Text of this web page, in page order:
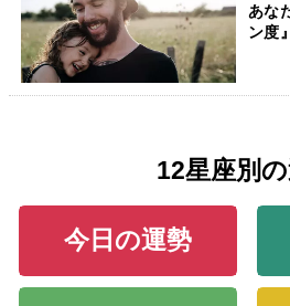
あな
ン度
12星座別
今日の運勢